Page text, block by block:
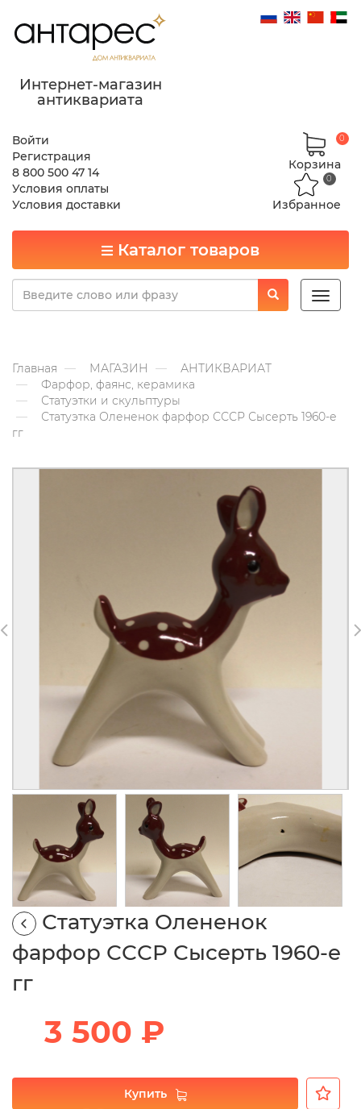
Интернет-магазин
антиквариата
Войти
Регистрация
8 800 500 47 14
Условия оплаты
Условия доставки
Корзина
0
Избранное
0
Каталог товаров
Toggle
Главная МАГАЗИН
АНТИКВАРИАТ
Фарфор, фаянс, керамика
Статуэтки и скульптуры
Статуэтка Олененок фарфор СССР Сысерть 1960-е
гг
Статуэтка Олененок
фарфор СССР Сысерть 1960-е
гг
3 500 ₽
Купить